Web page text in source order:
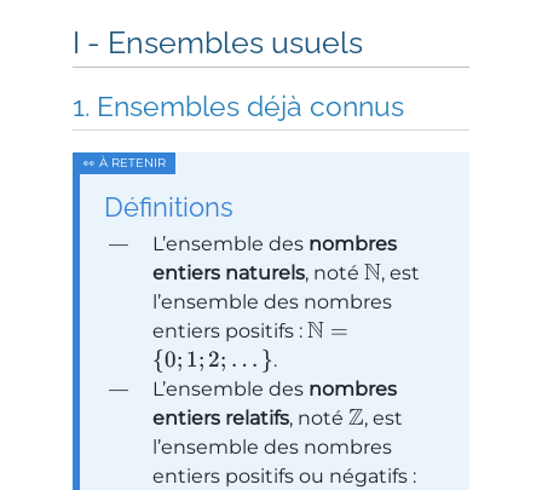
Ensembles usuels
Ensembles déjà connus
Définitions
L’ensemble des nombres
entiers naturels, noté N, est
l’ensemble des nombres
entiers positifs : N =
{0; 1; 2; … }.
L’ensemble des nombres
entiers relatifs, noté Z, est
l’ensemble des nombres
entiers positifs ou négatifs :